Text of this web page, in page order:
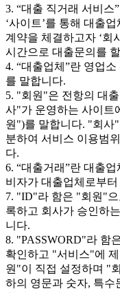
3. “대출 직거래 서비스
‘사이트’를 통해 대출
계약을 체결하고자 ‘회
시간으로 대출문의를
4. “대출업체”란 영업
를 말합니다.
5. "회원"은 전항의 대
사"가 운영하는 사이트
원")를 말합니다. "회사
분하여 서비스 이용범
다.
6. “대출거래”란 대출
비자가 대출업체로부
7. "ID"라 함은 "회원"
록하고 회사가 승인하
니다.
8. "PASSWORD"라 함
확인하고 "서비스"에
원"이 직접 설정하며 "
하의 영문과 숫자, 특수